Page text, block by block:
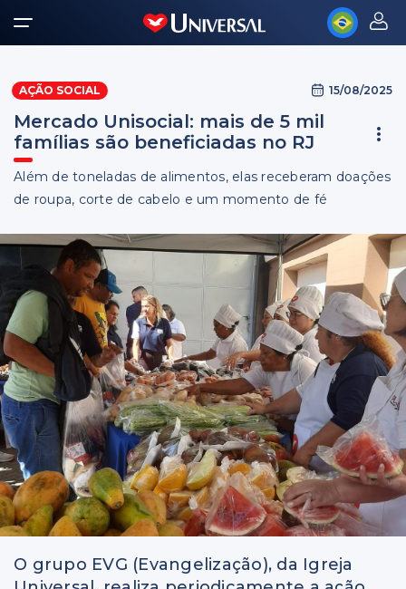
AÇÃO SOCIAL 15/08/2025
Mercado Unisocial: mais de 5 mil
famílias são beneficiadas no RJ
Além de toneladas de alimentos, elas receberam doações
de roupa, corte de cabelo e um momento de fé
O grupo EVG (Evangelização), da Igreja